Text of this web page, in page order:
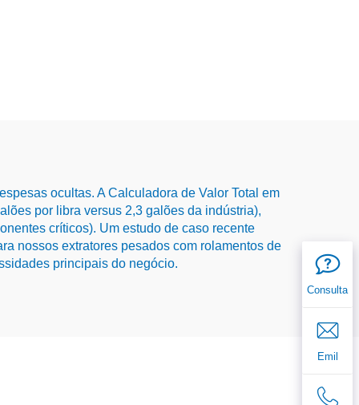
ocultas. A Calculadora de Valor Total em
por libra versus 2,3 galões da indústria),
críticos). Um estudo de caso recente
nossos extratores pesados com rolamentos de
principais do negócio.
Consulta
Emil